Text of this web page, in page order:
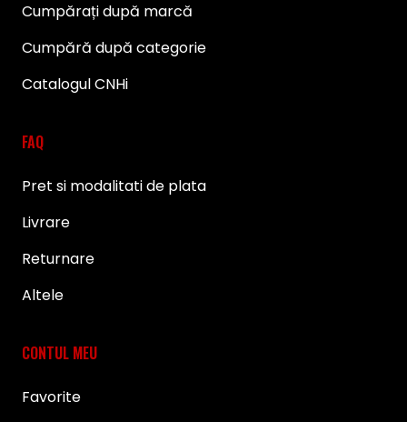
Cumpărați după marcă
Cumpără după categorie
Catalogul CNHi
FAQ
Pret si modalitati de plata
Livrare
Returnare
Altele
CONTUL MEU
Favorite